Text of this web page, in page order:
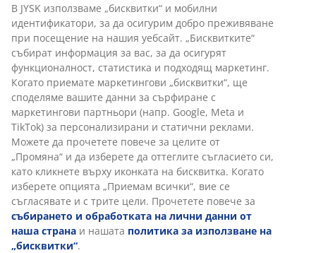
Гаранция на цените
30-дневна гаранция на цените.
Различни опции за доставка
Бърза и лесна доставка по Ваш избор.
Плетена кашпа в комплект от две, изплетена от
естествени кубу и ратан за рустикален, текстуриран
вид. Всяка кашпа се доставя с практична
пластмасова подложка за растенията. Ø49/35 x
В23/19 см
Артикул: 6426063
В JYSK използваме „бисквитки“ и мобилни
идентификатори, за да осигурим добро преживяване
при посещение на нашия уебсайт. „Бисквитките“
събират информация за вас, за да осигурят
функционалност, статистика и подходящ маркетинг.
Когато приемате маркетингови „бисквитки“, ще
споделяме вашите данни за сърфиране с
маркетингови партньори (напр. Google, Meta и
TikTok) за персонализирани и статични реклами.
Можете да прочетете повече за целите от
„Промяна“ и да изберете да оттеглите съгласието си,
като кликнете върху иконката на бисквитка. Когато
изберете опцията „Приемам всички“, вие се
съгласявате и с трите цели. Прочетете повече за
събирането и обработката на лични данни от
наша страна и нашата политика за използване на
„бисквитки“.